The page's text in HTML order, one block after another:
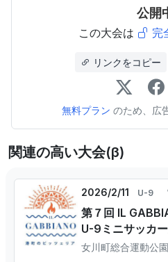
公開
この大会は 完
リンクをコピー
無料プラン のため、広
関連の高い大会(β)
2026/2/11 U-9
第７回 IL
U-9ミニサッカ
⼥川町総合運動公